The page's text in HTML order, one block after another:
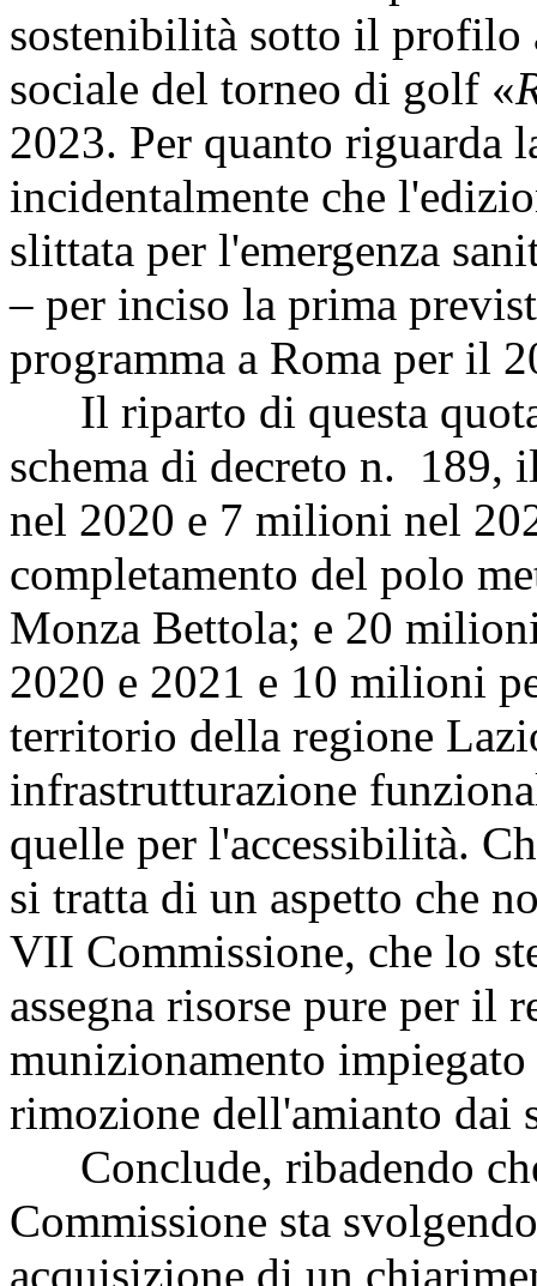
sostenibilità sotto il profilo
sociale del torneo di golf «
2023. Per quanto riguarda
incidentalmente che
slittata per l'emergenza
– per inciso la prima
programma a Roma per il
Il riparto di questa
schema di decreto n. 189,
nel 2020 e 7 milioni nel
completamento del polo
Monza Bettola; e 20
2020 e 2021 e 10 milioni
territorio della regione
infrastrutturazione
quelle per l'accessibilità.
si tratta di un aspetto che
VII Commissione, che lo
assegna risorse pure per il
munizionamento
rimozione dell'amianto dai
Conclude, ribadendo
Commissione sta
acquisizione di un